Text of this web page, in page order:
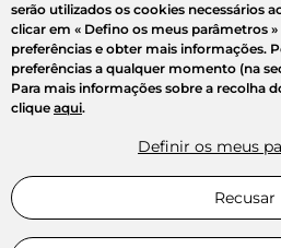
serão utilizados os cookies necessários
clicar em « Defino os meus parâmetros »
preferências e obter mais informações.
preferências a qualquer momento (na
Para mais informações sobre a recolha
clique aqui.
Definir os meus
Recusar